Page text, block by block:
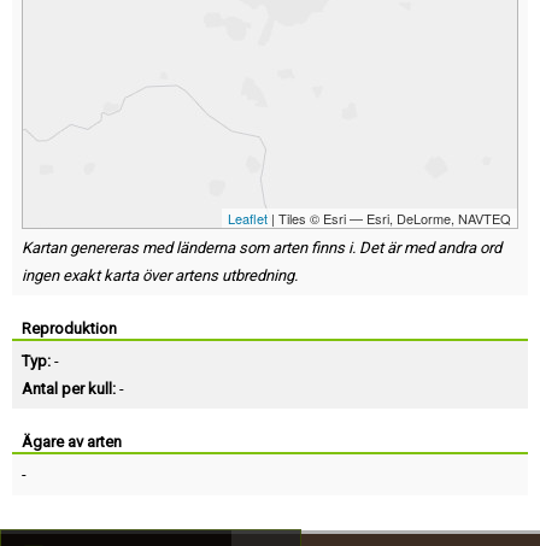
Leaflet | Tiles © Esri — Esri, DeLorme, NAVTEQ
Kartan genereras med länderna som arten finns i. Det är med andra ord
ingen exakt karta över artens utbredning.
Reproduktion
Typ: -
Antal per kull: -
Ägare av arten
-